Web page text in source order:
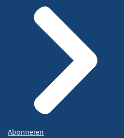
Abonneren